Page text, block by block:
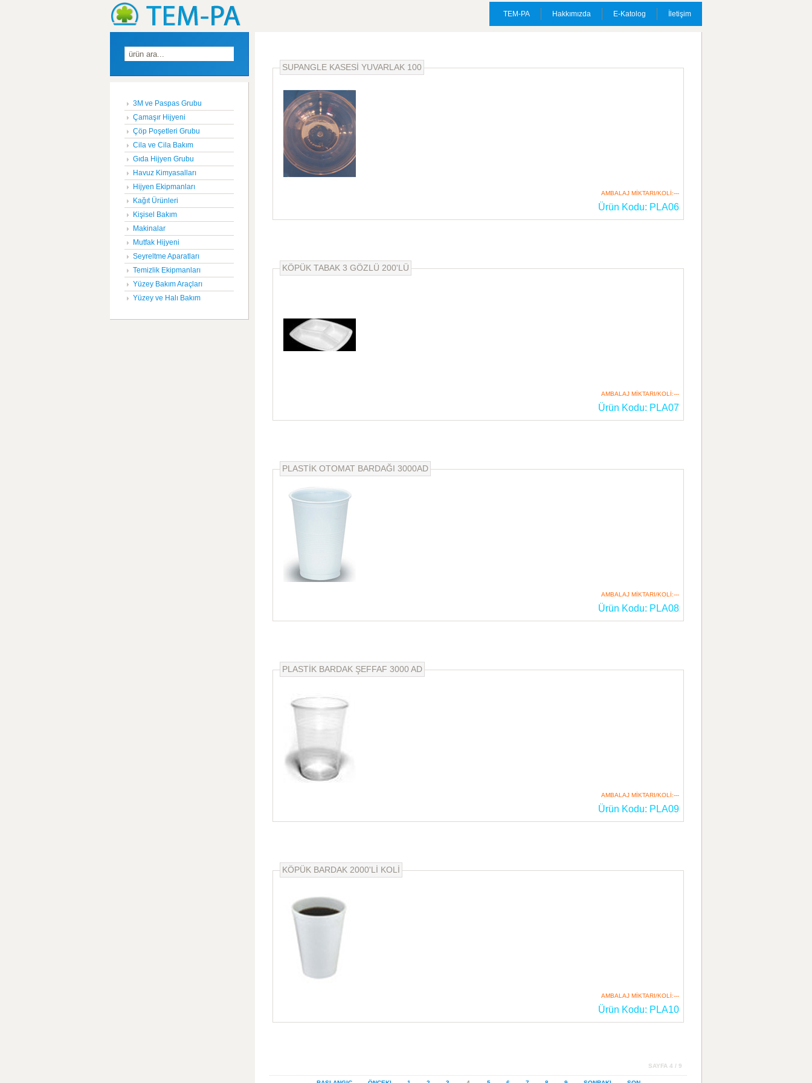
TEM-PA Hakkımızda E-Katolog İletişim
3M ve Paspas Grubu
Çamaşır Hijyeni
Çöp Poşetleri Grubu
Cila ve Cila Bakım
Gıda Hijyen Grubu
Havuz Kimyasalları
Hijyen Ekipmanları
Kağıt Ürünleri
Kişisel Bakım
Makinalar
Mutfak Hijyeni
Seyreltme Aparatları
Temizlik Ekipmanları
Yüzey Bakım Araçları
Yüzey ve Halı Bakım
SUPANGLE KASESİ YUVARLAK 100
AMBALAJ MİKTARI/KOLİ:---
Ürün Kodu: PLA06
KÖPÜK TABAK 3 GÖZLÜ 200'LÜ
AMBALAJ MİKTARI/KOLİ:---
Ürün Kodu: PLA07
PLASTİK OTOMAT BARDAĞI 3000AD
AMBALAJ MİKTARI/KOLİ:---
Ürün Kodu: PLA08
PLASTİK BARDAK ŞEFFAF 3000 AD
AMBALAJ MİKTARI/KOLİ:---
Ürün Kodu: PLA09
KÖPÜK BARDAK 2000'Lİ KOLİ
AMBALAJ MİKTARI/KOLİ:---
Ürün Kodu: PLA10
SAYFA 4 / 9